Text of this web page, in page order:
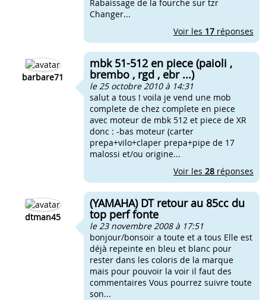
Rabaissage de la fourche sur tzr
Changer...
Voir les 17 réponses
barbare71
mbk 51-512 en piece (paioli ,
brembo , rgd , ebr ...)
le 25 octobre 2010 à 14:31
salut a tous ! voila je vend une mob
complete de chez complete en piece
avec moteur de mbk 512 et piece de XR
donc : -bas moteur (carter
prepa+vilo+claper prepa+pipe de 17
malossi et/ou origine...
Voir les 28 réponses
dtman45
(YAMAHA) DT retour au 85cc du
top perf fonte
le 23 novembre 2008 à 17:51
bonjour/bonsoir a toute et a tous Elle est
déjà repeinte en bleu et blanc pour
rester dans les coloris de la marque
mais pour pouvoir la voir il faut des
commentaires Vous pourrez suivre toute
son...